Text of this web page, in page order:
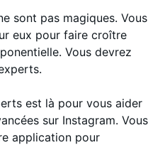
sont pas magiques. Vous
eux pour faire croître
Vous devrez
est là pour vous aider
sur Instagram. Vous
application pour